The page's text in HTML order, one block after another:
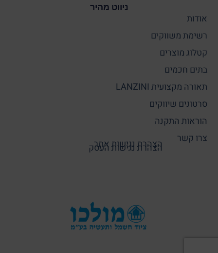
ניווט מהיר
אודות
רשימת משווקים
קטלוג מוצרים
בתים חכמים
תאורה מקצועית LANZINI
סרטונים שיווקים
הוראות התקנה
צרו קשר
הצהרת נגישות אתר
הצהרת נגישות העסק